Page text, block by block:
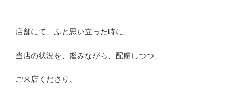
店舗にて、ふと思い立った時に、
当店の状況を、鑑みながら、配慮しつつ、
ご来店くださり、